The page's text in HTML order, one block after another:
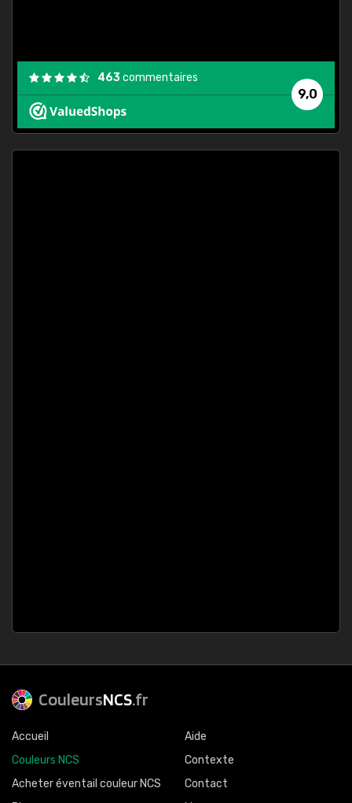
9,0
463commentaires
CouleursNCS.fr
Accueil
Couleurs NCS
Acheter éventail couleur NCS
Aide
Contexte
Contact